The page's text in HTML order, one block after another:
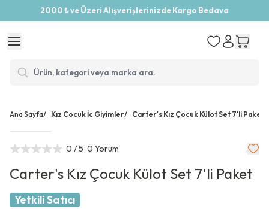
2000 ₺ ve Üzeri Alışverişlerinizde Kargo Bedava
Ana Sayfa/ Kız Cocuk İc Giyimler/ Carter's Kız Çocuk Külot Set 7'li Paket
0 / 5 0 Yorum
Carter's Kız Çocuk Külot Set 7'li Paket
Yetkili Satıcı